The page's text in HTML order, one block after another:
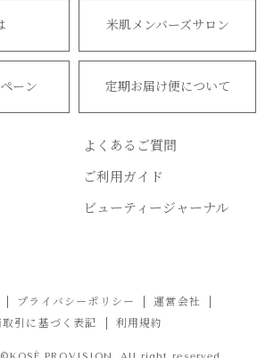
米肌メンバーズサロン
ーン 定期お届け便について
よくあるご質問
ご利用ガイド
ビューティージャーナル
プライバシーポリシー
運営会社
引に基づく表記
利用規約